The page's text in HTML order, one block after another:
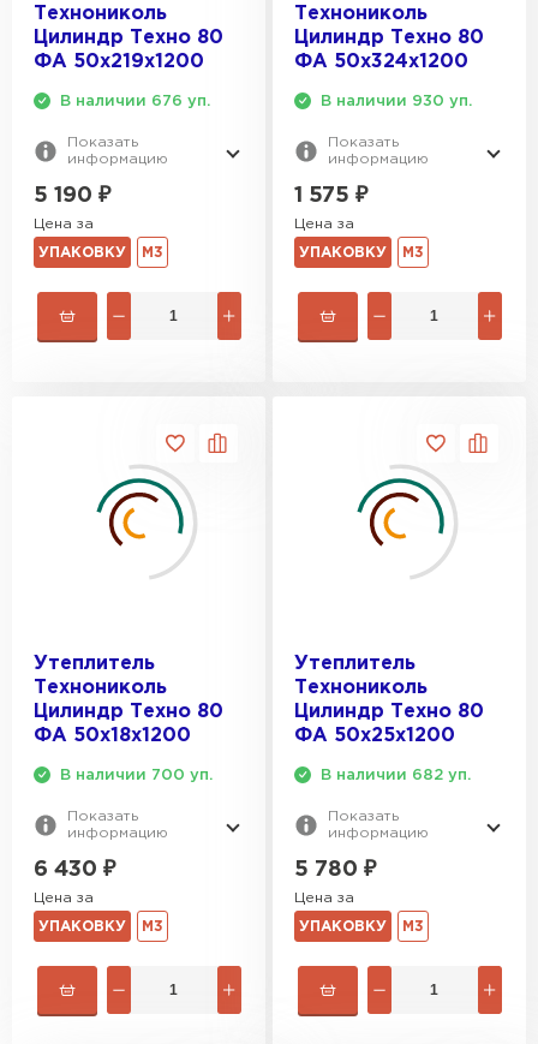
Технониколь
Цилиндр Техно 80
ФА 50х219х1200
В наличии 676 уп.
Показать
информацию
5 190 ₽
Цена за
УПАКОВКУ М3
Технониколь
Цилиндр Техно 80
ФА 50х324х1200
В наличии 930 уп.
Показать
информацию
1 575 ₽
Цена за
УПАКОВКУ М3
Утеплитель
Технониколь
Цилиндр Техно 80
ФА 50х18х1200
В наличии 700 уп.
Показать
информацию
6 430 ₽
Цена за
УПАКОВКУ М3
Утеплитель
Технониколь
Цилиндр Техно 80
ФА 50х25х1200
В наличии 682 уп.
Показать
информацию
5 780 ₽
Цена за
УПАКОВКУ М3